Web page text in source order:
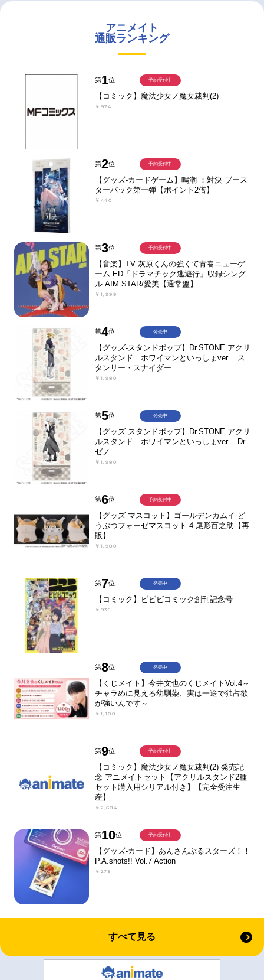
アニメイト
通販ランキング
第1位
【コミック】魔法少女ノ魔女裁判(2)
￥924
予約受付中
第2位
【グッズ-カードゲーム】鳴潮 ：対決 ブース
ターパック第一弾【ポイント2倍】
￥440
予約受付中
第3位
【音楽】TV 灰原くんの強くて青春ニューゲ
ーム ED「ドラマチック逃避行」収録シング
ル AIM STAR/愛美【通常盤】
￥1,999
予約受付中
第4位
【グッズ-スタンドポップ】Dr.STONE アクリ
ルスタンド ホワイマンといっしょver. ス
タンリー・スナイダー
￥1,980
発売中
第5位
【グッズ-スタンドポップ】Dr.STONE アクリ
ルスタンド ホワイマンといっしょver. Dr.
ゼノ
￥1,980
発売中
第6位
【グッズ-マスコット】ゴールデンカムイ ど
うぶつフォーゼマスコット 4.尾形百之助【再
販】
￥1,980
予約受付中
第7位
【コミック】ビビビコミック創刊記念号
￥935
発売中
第8位
【くじメイト】今井文也のくじメイトVol.4～
チャラめに見える幼馴染、実は一途で独占欲
が強いんです～
￥1,100
発売中
第9位
【コミック】魔法少女ノ魔女裁判(2) 発売記
念 アニメイトセット【アクリルスタンド2種
セット購入用シリアル付き】【完全受注生
産】
￥2,684
予約受付中
第10位
【グッズ-カード】あんさんぶるスターズ！！
P.A.shots!! Vol.7 Action
￥275
予約受付中
すべて見る